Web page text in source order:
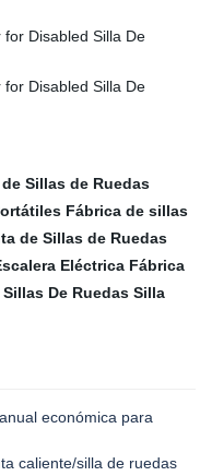
Sillas de Ruedas
Fábrica de sillas
de Sillas de Ruedas
Eléctrica Fábrica
De Ruedas Silla
económica para
caliente/silla de ruedas